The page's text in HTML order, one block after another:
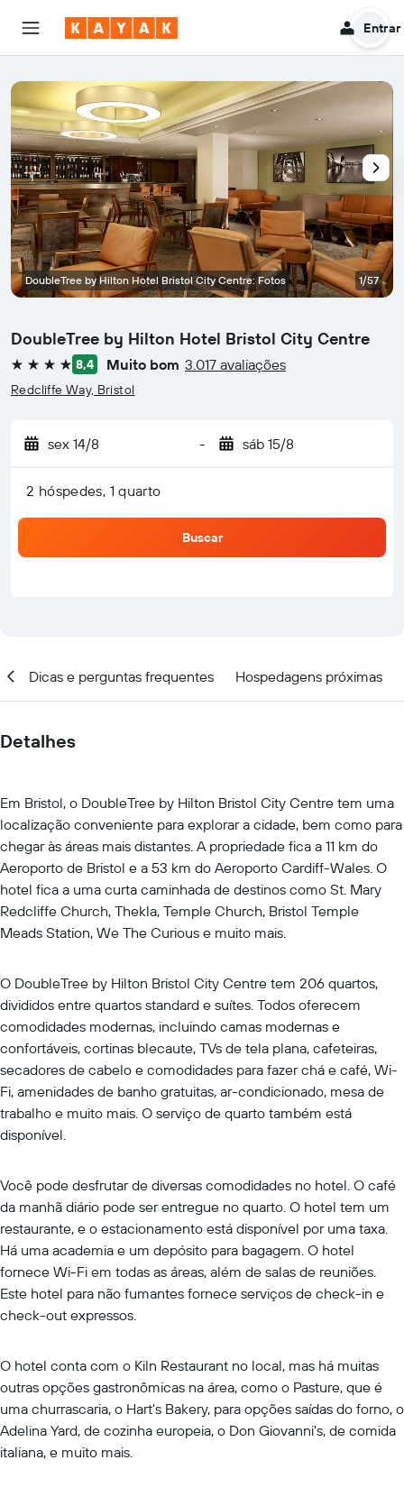
Entrar
DoubleTree by Hilton Hotel Bristol City Centre
4 estrelas 8,4 Muito bom 3.017 avaliações
Redcliffe Way, Bristol
sex 14/8 - sáb 15/8
2 hóspedes, 1 quarto
Buscar
DoubleTree by Hilton Hotel Bristol City Centre: Fotos 1/57
Dicas e perguntas frequentes Hospedagens próximas
Detalhes
Em Bristol, o DoubleTree by Hilton Bristol City Centre tem uma
localização conveniente para explorar a cidade, bem como para
chegar às áreas mais distantes. A propriedade fica a 11 km do
Aeroporto de Bristol e a 53 km do Aeroporto Cardiff-Wales. O
hotel fica a uma curta caminhada de destinos como St. Mary
Redcliffe Church, Thekla, Temple Church, Bristol Temple
Meads Station, We The Curious e muito mais.
O DoubleTree by Hilton Bristol City Centre tem 206 quartos,
divididos entre quartos standard e suítes. Todos oferecem
comodidades modernas, incluindo camas modernas e
confortáveis, cortinas blecaute, TVs de tela plana, cafeteiras,
secadores de cabelo e comodidades para fazer chá e café, Wi-
Fi, amenidades de banho gratuitas, ar-condicionado, mesa de
trabalho e muito mais. O serviço de quarto também está
disponível.
Você pode desfrutar de diversas comodidades no hotel. O café
da manhã diário pode ser entregue no quarto. O hotel tem um
restaurante, e o estacionamento está disponível por uma taxa.
Há uma academia e um depósito para bagagem. O hotel
fornece Wi-Fi em todas as áreas, além de salas de reuniões.
Este hotel para não fumantes fornece serviços de check-in e
check-out expressos.
O hotel conta com o Kiln Restaurant no local, mas há muitas
outras opções gastronômicas na área, como o Pasture, que é
uma churrascaria, o Hart's Bakery, para opções saídas do forno, o
Adelina Yard, de cozinha europeia, o Don Giovanni's, de comida
italiana, e muito mais.